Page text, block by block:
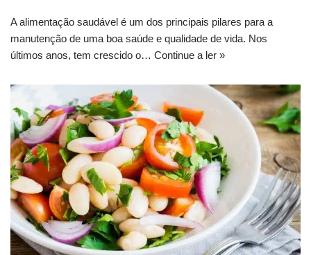
A alimentação saudável é um dos principais pilares para a
manutenção de uma boa saúde e qualidade de vida. Nos
últimos anos, tem crescido o… Continue a ler »